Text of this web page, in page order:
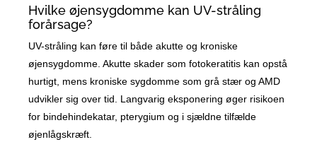
Hvilke øjensygdomme kan UV-stråling
forårsage?
UV-stråling kan føre til både akutte og kroniske
øjensygdomme. Akutte skader som fotokeratitis kan opstå
hurtigt, mens kroniske sygdomme som grå stær og AMD
udvikler sig over tid. Langvarig eksponering øger risikoen
for bindehindekatar, pterygium og i sjældne tilfælde
øjenlågskræft.